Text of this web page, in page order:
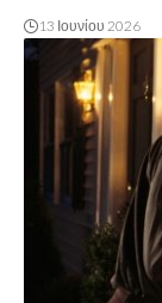
13 Ιουνίου 2026